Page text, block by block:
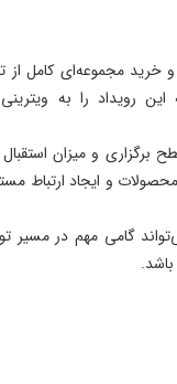
و خرید مجموعه‌ای کامل
رویداد را به
برگزاری و میزان
و ایجاد ارتباط
گامی مهم در مسیر